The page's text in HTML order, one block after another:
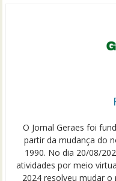
O Jornal Geraes foi
partir da mudança do
1990. No dia 20/08/
atividades por meio
2024 resolveu mudar o